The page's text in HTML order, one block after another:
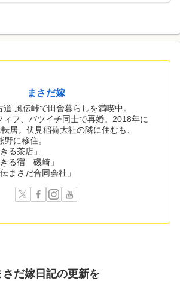
まさだ嫁
風伝峠で田舎暮らしを満喫中。
ィフ、バツイチ同士で再婚。2018年に
居。伏見稲荷大社の隣に住むも、
に移住。
る茶店」
る宿 磯崎」
まさだ合同会社」
さだ嫁日記の更新を